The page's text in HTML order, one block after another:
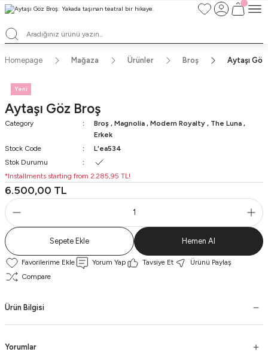
TÜM ALIŞVERİŞLERDE ÜCRETSİZ KARGO ve TAKSİT İMKANLARI
L'EA'NIN BÜYÜLÜ DÜNYASINA HOŞ GELDİNİZ
HER BİR L'EA ÖMÜR BOYU SAKLAYACAĞINIZ ANLAMLI BİR PARÇA
TEK ÜRETİM EL YAPIMI TASARIMLAR
Homepage Mağaza Ürünler Broş Aytaşı
Yeni
Aytaşı Göz Broş
Category Broş , Magnolia , Modern Royalty , The Luna ,
Erkek
Stock Code
L'ea534
Stok Durumu
*Installments starting from 2.285,95 TL!
6.500,00 TL
Sepete Ekle Hemen Al
Yorum Yap Tavsiye Et
Ürünü Paylaş
Compare
Ürün Bilgisi
Yorumlar